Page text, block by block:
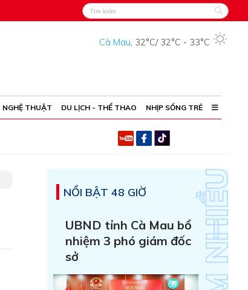
Cà Mau, 32°C/ 32°C - 33°C
THUẬT DU LỊCH - THỂ THAO NHỊP SỐNG TRẺ
NỔI BẬT 48 GIỜ
UBND tỉnh Cà Mau bổ
nhiệm 3 phó giám đốc
sở